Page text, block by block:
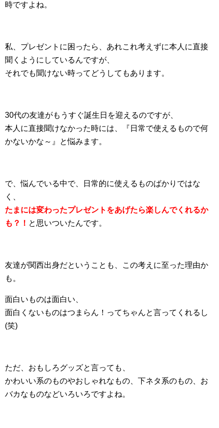
時ですよね。
私、プレゼントに困ったら、あれこれ考えずに本人に直接
聞くようにしているんですが、
それでも聞けない時ってどうしてもあります。
30代の友達がもうすぐ誕生日を迎えるのですが、
本人に直接聞けなかった時には、『日常で使えるもので何
かないかな～』と悩みます。
で、悩んでいる中で、日常的に使えるものばかりではな
く、
たまには変わったプレゼントをあげたら楽しんでくれるか
も？！ と思いついたんです。
友達が関西出身だということも、この考えに至った理由か
も。
面白いものは面白い、
面白くないものはつまらん！ってちゃんと言ってくれるし
(笑)
ただ、おもしろグッズと言っても、
かわいい系のものやおしゃれなもの、下ネタ系のもの、お
バカなものなどいろいろですよね。